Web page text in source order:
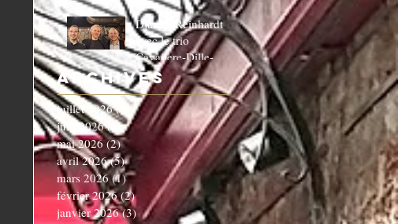
Django Reinhardt
avec le trio
Cavaliere-Dille-
Dardenne!!!!!!C'EST
COMPLET!!!!
Archives
juillet 2026 (1)1 post
juin 2026 (3)3 posts
mai 2026 (2)2 posts
avril 2026 (5)5 posts
mars 2026 (1)1 post
février 2026 (2)2 posts
janvier 2026 (3)3 posts